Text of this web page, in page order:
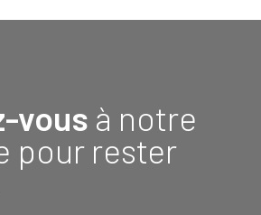
vous à notre
pour rester